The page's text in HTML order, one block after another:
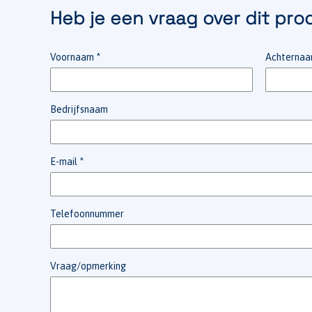
Heb je een vraag over dit